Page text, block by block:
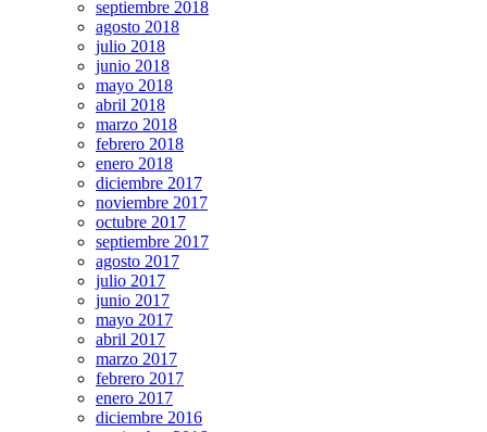
septiembre 2018
agosto 2018
julio 2018
junio 2018
mayo 2018
abril 2018
marzo 2018
febrero 2018
enero 2018
diciembre 2017
noviembre 2017
octubre 2017
septiembre 2017
agosto 2017
julio 2017
junio 2017
mayo 2017
abril 2017
marzo 2017
febrero 2017
enero 2017
diciembre 2016